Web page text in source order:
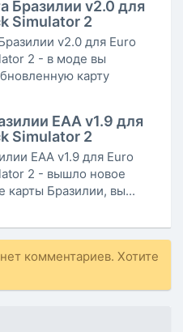
Бразилии v2.0 для
Simulator 2
v2.0 для Euro
2 - в моде вы
карту
EAA v1.9 для
Simulator 2
EAA v1.9 для Euro
2 - вышло новое
карты Бразилии, вы...
комментариев. Хотите